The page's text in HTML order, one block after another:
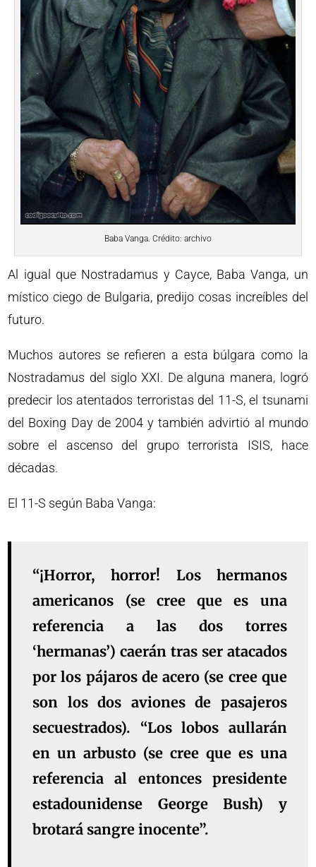
Baba Vanga. Crédito: archivo
Al igual que Nostradamus y Cayce, Baba Vanga, un
místico ciego de Bulgaria, predijo cosas increíbles del
futuro.
Muchos autores se refieren a esta búlgara como la
Nostradamus del siglo XXI. De alguna manera, logró
predecir los atentados terroristas del 11-S, el tsunami
del Boxing Day de 2004 y también advirtió al mundo
sobre el ascenso del grupo terrorista ISIS, hace
décadas.
El 11-S según Baba Vanga:
“¡Horror, horror! Los hermanos
americanos (se cree que es una
referencia a las dos torres
‘hermanas’) caerán tras ser atacados
por los pájaros de acero (se cree que
son los dos aviones de pasajeros
secuestrados). “Los lobos aullarán
en un arbusto (se cree que es una
referencia al entonces presidente
estadounidense George Bush) y
brotará sangre inocente”.